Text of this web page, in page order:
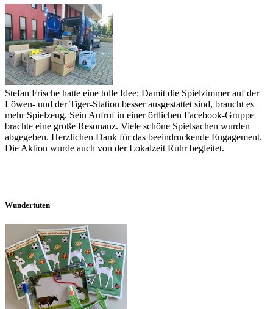
Stefan Frische hatte eine tolle Idee: Damit die Spielzimmer auf der
Löwen- und der Tiger-Station besser ausgestattet sind, braucht es
mehr Spielzeug. Sein Aufruf in einer örtlichen Facebook-Gruppe
brachte eine große Resonanz. Viele schöne Spielsachen wurden
abgegeben. Herzlichen Dank für das beeindruckende Engagement.
Die Aktion wurde auch von der Lokalzeit Ruhr begleitet.
Wundertüten